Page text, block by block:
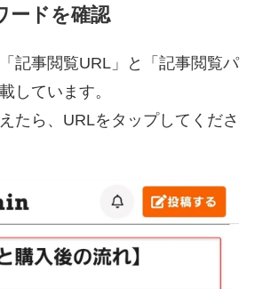
ードを確認
記事閲覧URL」と「記事閲覧パ
しています。
たら、URLをタップしてくださ